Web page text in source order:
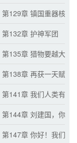
掌控天赋提升
第129章 镇国重器核武
尸 精英丧尸小队
第132章 护神军团
角更高的效率
第135章 猎物要越大越
个天赋再次提升
第138章 再获一天赋 尸
母体 空间之门
第141章 我们人类有希
策 浑空丝草
第144章 刘建国，你才
更了 夏泽到来
第147章 你好！我们可